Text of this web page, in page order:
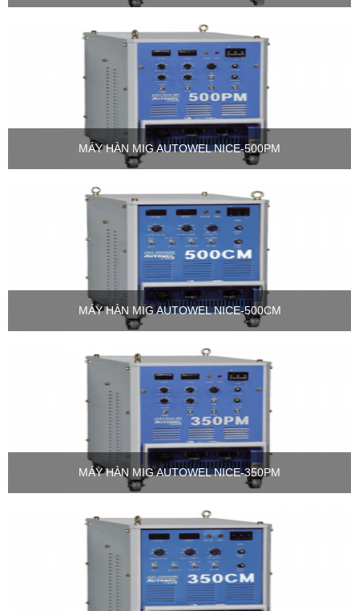
MÁY HÀN MIG AUTOWEL NICE-500PM
MÁY HÀN MIG AUTOWEL NICE-500CM
MÁY HÀN MIG AUTOWEL NICE-350PM